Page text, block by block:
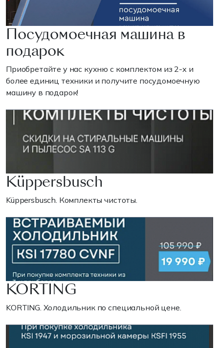
Посудомоечная машина в
подарок
Приобретайте у нас кухню с комплектом из 2-х и
более единиц техники и получите посудомоечную
машину в подарок!
Küppersbusch
Küppersbusch. Комплекты чистоты.
KORTING
KORTING. Холодильник по специальной цене.